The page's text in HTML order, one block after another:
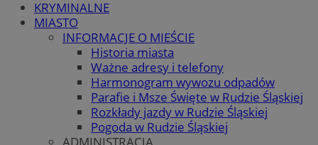
KRYMINALNE
MIASTO
INFORMACJE O MIEŚCIE
Historia miasta
Ważne adresy i telefony
Harmonogram wywozu odpadów
Parafie i Msze Święte w Rudzie Śląskiej
Rozkłady jazdy w Rudzie Śląskiej
Pogoda w Rudzie Śląskiej